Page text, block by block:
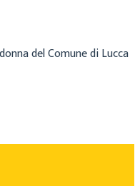
del Comune di Lucca